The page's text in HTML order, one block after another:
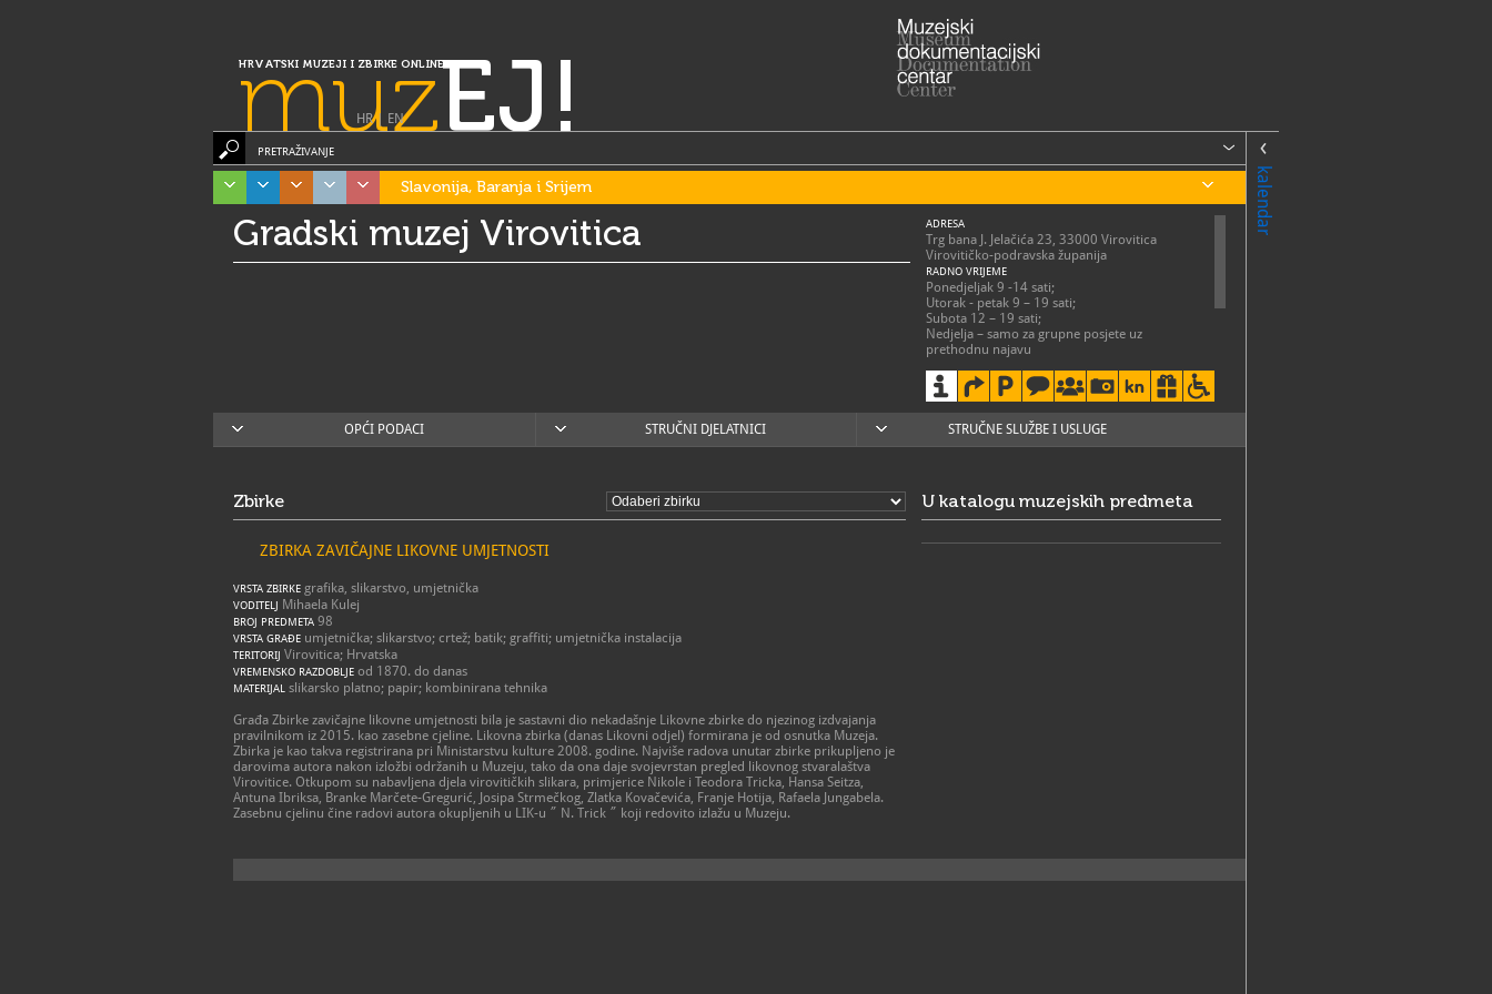
HRVATSKI MUZEJI I ZBIRKE ONLINE
muzEJ!
HR| EN
kalendar
PRETRAŽIVANJE
Slavonija, Baranja i Srijem
Gradski muzej Virovitica ADRESA
Trg bana J. Jelačića 23, 33000 Virovitica
Virovitičko-podravska županija
RADNO VRIJEME
Ponedjeljak 9 -14 sati;
Utorak - petak 9 – 19 sati;
Subota 12 – 19 sati;
Nedjelja – samo za grupne posjete uz
prethodnu najavu
033/722-127
muzej.virovitica1234@gmail.com
W
https://muzejvirovitica.hr/
https://www.facebook.com/gradskimuzej.virovitica
OPĆI PODACI STRUČNI DJELATNICI STRUČNE SLUŽBE I USLUGE
Zbirke
ZBIRKA ZAVIČAJNE LIKOVNE UMJETNOSTI
VRSTA ZBIRKE grafika, slikarstvo, umjetnička
VODITELJ Mihaela Kulej
BROJ PREDMETA 98
VRSTA GRAĐE umjetnička; slikarstvo; crtež; batik; graffiti; umjetnička instalacija
TERITORIJ Virovitica; Hrvatska
VREMENSKO RAZDOBLJE od 1870. do danas
MATERIJAL slikarsko platno; papir; kombinirana tehnika
Građa Zbirke zavičajne likovne umjetnosti bila je sastavni dio nekadašnje Likovne zbirke do njezinog izdvajanja
pravilnikom iz 2015. kao zasebne cjeline. Likovna zbirka (danas Likovni odjel) formirana je od osnutka Muzeja.
Zbirka je kao takva registrirana pri Ministarstvu kulture 2008. godine. Najviše radova unutar zbirke prikupljeno je
darovima autora nakon izložbi održanih u Muzeju, tako da ona daje svojevrstan pregled likovnog stvaralaštva
Virovitice. Otkupom su nabavljena djela virovitičkih slikara, primjerice Nikole i Teodora Tricka, Hansa Seitza,
Antuna Ibriksa, Branke Marčete-Gregurić, Josipa Strmečkog, Zlatka Kovačevića, Franje Hotija, Rafaela Jungabela.
Zasebnu cjelinu čine radovi autora okupljenih u LIK-u ˝ N. Trick ˝ koji redovito izlažu u Muzeju.
U katalogu muzejskih predmeta